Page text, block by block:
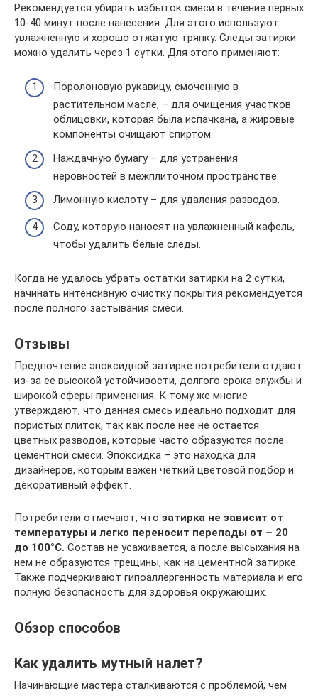
Рекомендуется убирать избыток смеси в течение первых
10-40 минут после нанесения. Для этого используют
увлажненную и хорошо отжатую тряпку. Следы затирки
можно удалить через 1 сутки. Для этого применяют:
Поролоновую рукавицу, смоченную в
растительном масле, – для очищения участков
облицовки, которая была испачкана, а жировые
компоненты очищают спиртом.
Наждачную бумагу – для устранения
неровностей в межплиточном пространстве.
Лимонную кислоту – для удаления разводов.
Соду, которую наносят на увлажненный кафель,
чтобы удалить белые следы.
Когда не удалось убрать остатки затирки на 2 сутки,
начинать интенсивную очистку покрытия рекомендуется
после полного застывания смеси.
Отзывы
Предпочтение эпоксидной затирке потребители отдают
из-за ее высокой устойчивости, долгого срока службы и
широкой сферы применения. К тому же многие
утверждают, что данная смесь идеально подходит для
пористых плиток, так как после нее не остается
цветных разводов, которые часто образуются после
цементной смеси. Эпоксидка – это находка для
дизайнеров, которым важен четкий цветовой подбор и
декоративный эффект.
Потребители отмечают, что затирка не зависит от
температуры и легко переносит перепады от – 20
до 100°С. Состав не усаживается, а после высыхания на
нем не образуются трещины, как на цементной затирке.
Также подчеркивают гипоаллергенность материала и его
полную безопасность для здоровья окружающих.
Обзор способов
Как удалить мутный налет?
Начинающие мастера сталкиваются с проблемой, чем